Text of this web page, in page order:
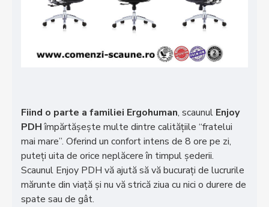
Fiind o parte a familiei Ergohuman, scaunul Enjoy
PDHîmpărtășește multe dintre calitățiile “fratelui
mai mare”. Oferind un confort intens de 8 ore pe zi,
puteți uita de orice neplăcere în timpul șederii.
Scaunul Enjoy PDH vă ajută să vă bucurați de lucrurile
mărunte din viață și nu vă strică ziua cu nici o durere de
spate sau de gât.